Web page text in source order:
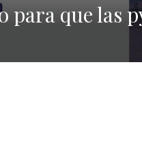
para que las